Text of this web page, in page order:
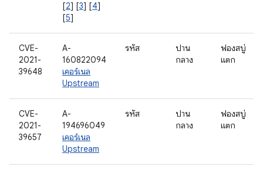
[2] [3] [4]
[5]
CVE-
2021-
39648
A-
160822094
เคอร์เนล
Upstream
รหัส
ปาน
กลาง
ฟองสบู่
แตก
CVE-
2021-
39657
A-
194696049
เคอร์เนล
Upstream
รหัส
ปาน
กลาง
ฟองสบู่
แตก